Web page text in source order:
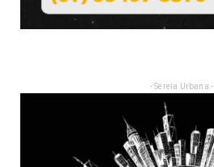
- Sereia Urbana -